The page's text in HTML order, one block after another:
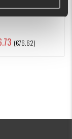
Start Kit
(€76.62)